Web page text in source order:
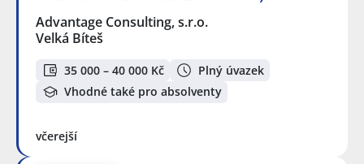
Advantage Consulting, s.r.o.
Velká Bíteš
35 000 – 40 000 Kč
Plný úvazek
Vhodné také pro absolventy
včerejší